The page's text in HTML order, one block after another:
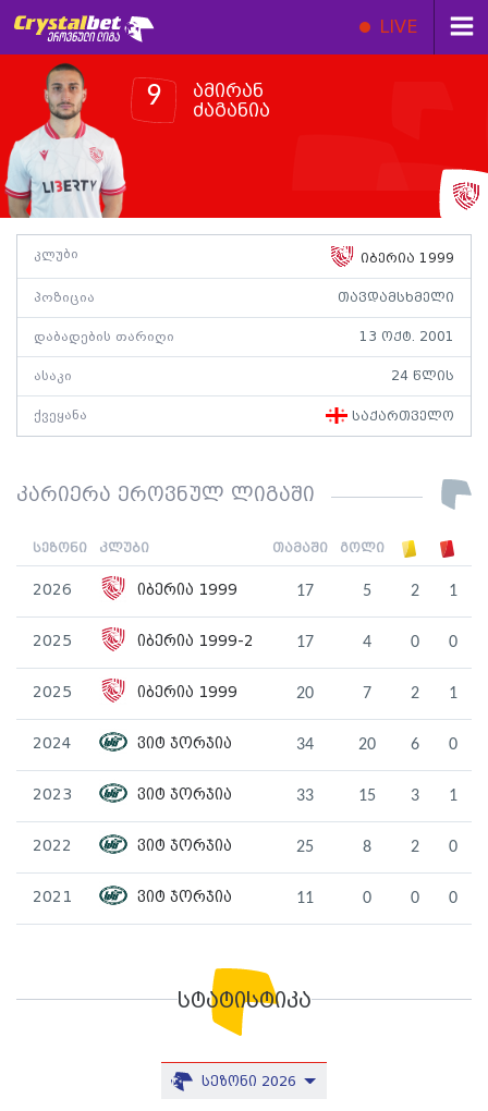
LIVE
9
ამირან
ძაგანია
კლუბი იბერია 1999
პოზიცია თავდამსხმელი
დაბადების თარიღი 13 ოქტ. 2001
ასაკი 24 წლის
ქვეყანა საქართველო
კარიერა ეროვნულ ლიგაში
სეზონი კლუბი თამაში გოლი
2026 იბერია 1999 17 5 2 1
2025 იბერია 1999-2 17 4 0 0
2025 იბერია 1999 20 7 2 1
2024 ვიტ ჯორჯია 34 20 6 0
2023 ვიტ ჯორჯია 33 15 3 1
2022 ვიტ ჯორჯია 25 8 2 0
2021 ვიტ ჯორჯია 11 0 0 0
სტატისტიკა
სეზონი 2026